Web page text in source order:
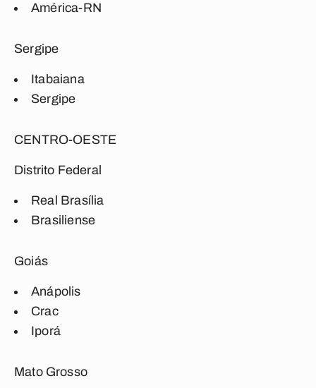
América-RN
Sergipe
Itabaiana
Sergipe
CENTRO-OESTE
Distrito Federal
Real Brasília
Brasiliense
Goiás
Anápolis
Crac
Iporá
Mato Grosso